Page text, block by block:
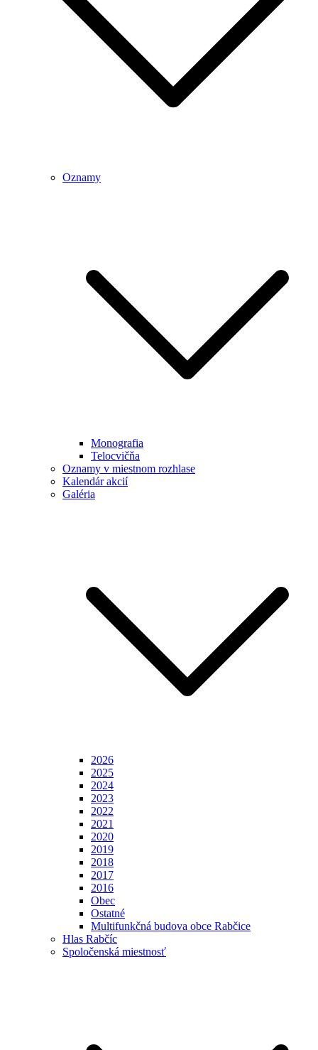
Oznamy
Monografia
Telocvičňa
Oznamy v miestnom rozhlase
Kalendár akcií
Galéria
2026
2025
2024
2023
2022
2021
2020
2019
2018
2017
2016
Obec
Ostatné
Multifunkčná budova obce Rabčice
Hlas Rabčíc
Spoločenská miestnosť